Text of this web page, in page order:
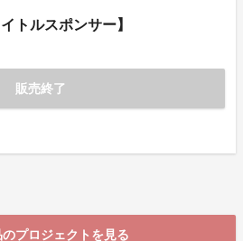
トルスポンサー】
販売終了
プロジェクトを見る